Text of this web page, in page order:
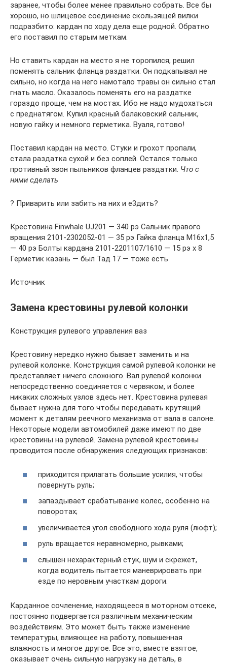
заранее, чтобы более менее правильно собрать. Все бы
хорошо, но шлицевое соединение скользящей вилки
подразбито: кардан по ходу дела еще родной. Обратно
его поставил по старым меткам.
Но ставить кардан на место я не торопился, решил
поменять сальник фланца раздатки. Он подкапывал не
сильно, но когда на него намотало травы он сильно стал
гнать масло. Оказалось поменять его на раздатке
гораздо проще, чем на мостах. Ибо не надо мудохаться
с преднатягом. Купил красный балаковский сальник,
новую гайку и немного герметика. Вуаля, готово!
Поставил кардан на место. Стуки и грохот пропали,
стала раздатка сухой и без соплей. Остался только
противный звон пыльников фланцев раздатки. Что с
ними сделать
? Приварить или забить на них и е3дить?
Крестовина Finwhale UJ201 — 340 рэ Сальник правого
вращения 2101-2302052-01 — 35 рэ Гайка фланца М16х1,5
— 40 рэ Болты кардана 2101-2201107/1610 — 15 рэ х 8
Герметик казань — был Тад 17 — тоже есть
Источник
Замена крестовины рулевой колонки
Конструкция рулевого управления ваз
Крестовину нередко нужно бывает заменить и на
рулевой колонке. Конструкция самой рулевой колонки не
представляет ничего сложного. Вал рулевой колонки
непосредственно соединяется с червяком, и более
никаких сложных узлов здесь нет. Крестовина рулевая
бывает нужна для того чтобы передавать крутящий
момент к деталям реечного механизма от вала в салоне.
Некоторые модели автомобилей даже имеют по две
крестовины на рулевой. Замена рулевой крестовины
проводится после обнаружения следующих признаков:
приходится прилагать большие усилия, чтобы
повернуть руль;
запаздывает срабатывание колес, особенно на
поворотах;
увеличивается угол свободного хода руля (люфт);
руль вращается неравномерно, рывками;
слышен нехарактерный стук, шум и скрежет,
когда водитель пытается маневрировать при
езде по неровным участкам дороги.
Карданное сочленение, находящееся в моторном отсеке,
постоянно подвергается различным механическим
воздействиям. Это может быть также изменение
температуры, влияющее на работу, повышенная
влажность и многое другое. Все это, вместе взятое,
оказывает очень сильную нагрузку на деталь, в